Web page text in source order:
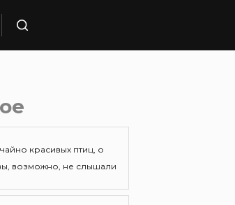
красивых птиц, о
возможно, не слышали